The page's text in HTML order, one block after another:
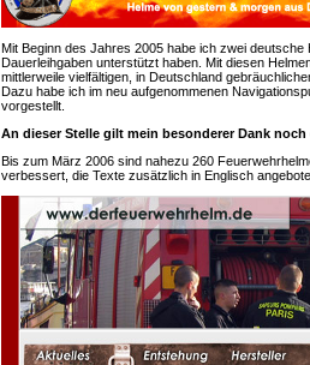
Mit Beginn des Jahres 2005 habe ich zwei
Dauerleihgaben unterstützt haben. Mit diesen
mittlerweile vielfältigen, in Deutschland
Dazu habe ich im neu aufgenommenen
vorgestellt.
An dieser Stelle gilt mein besonderer Dank
Bis zum März 2006 sind nahezu 260
verbessert, die Texte zusätzlich in Englisch